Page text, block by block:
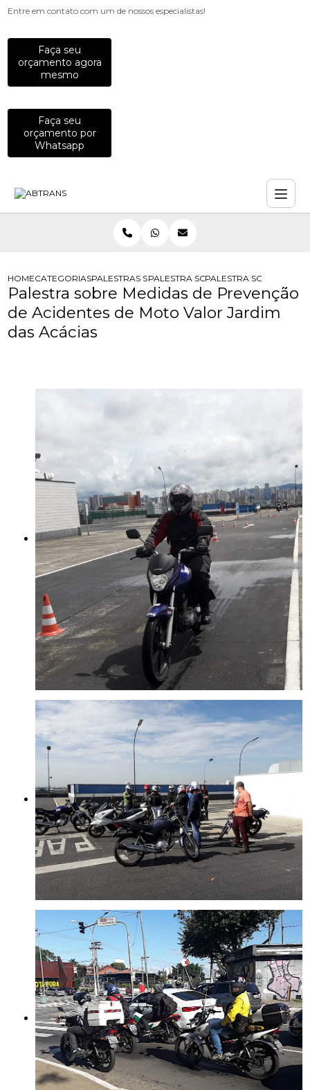
Entre em contato com um de nossos especialistas!
Faça seu
orçamento agora
mesmo
Faça seu
orçamento por
Whatsapp
HOMECATEGORIASPALESTRAS SOBRE TRANSITO
PALESTRA SOBRE AFASTAMENTO
PALESTRA SOBRE
Palestra sobre Medidas de Prevenção
de Acidentes de Moto Valor Jardim
das Acácias